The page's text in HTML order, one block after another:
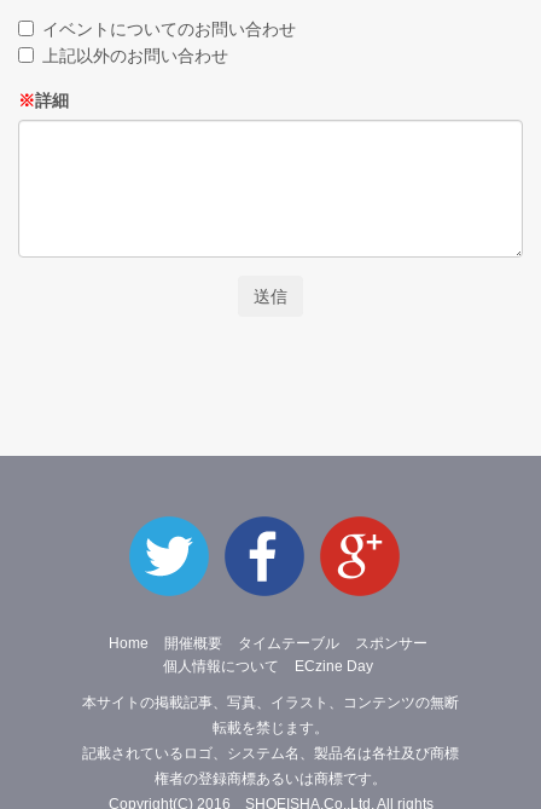
イベントについてのお問い合わせ
上記以外のお問い合わせ
※詳細
送信
Home 開催概要 タイムテーブル
スポンサー
個人情報について
ECzine Day
本サイトの掲載記事、写真、イラスト、コンテンツの無断
転載を禁じます。
記載されているロゴ、システム名、製品名は各社及び商標
権者の登録商標あるいは商標です。
Copyright(C) 2016 SHOEISHA.Co.,Ltd. All rights